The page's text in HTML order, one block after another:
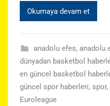
Okumaya devam et
anadolu efes, anadolu
dünyadan basketbol
en güncel basketbol
güncel spor haberleri, spor,
Euroleague